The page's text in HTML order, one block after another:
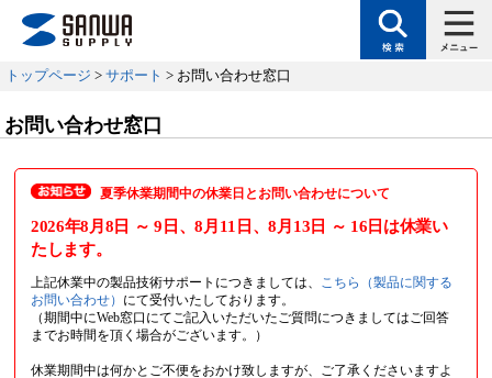
トップページ > サポート > お問い合わせ窓口
お問い合わせ窓口
夏季休業期間中の休業日とお問い合わせについて
2026年8月8日 ～ 9日 、8月11日 、8月13日 ～ 16日 は休業い
たします。
上記休業中の製品技術サポートにつきましては、
こちら（製品に関する
お問い合わせ） にて受付いたしております。
（期間中にWeb窓口にてご記入いただいたご質問につきましてはご回答
までお時間を頂く場合がございます。）
休業期間中は何かとご不便をおかけ致しますが、ご了承くださいますよ